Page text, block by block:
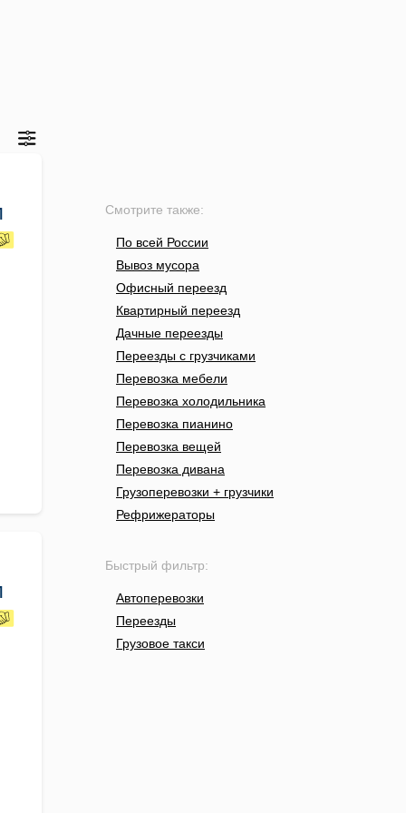
Смотрите также:
По всей России
Вывоз мусора
Офисный переезд
Квартирный переезд
Дачные переезды
Переезды с грузчиками
Перевозка мебели
Перевозка холодильника
Перевозка пианино
Перевозка вещей
Перевозка дивана
Грузоперевозки + грузчики
Рефрижераторы
Быстрый фильтр:
Автоперевозки
Переезды
Грузовое такси